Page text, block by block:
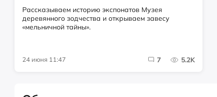
Рассказываем историю экспонатов Музея
деревянного зодчества и открываем завесу
«мельничной тайны».
24 июня 11:47 7 5.2K